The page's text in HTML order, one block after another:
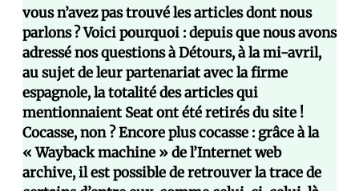
vous n’avez pas trouvé les articles dont nous
parlons ? Voici pourquoi : depuis que nous avons
adressé nos questions à Détours, à la mi-avril,
au sujet de leur partenariat avec la firme
espagnole, la totalité des articles qui
mentionnaient Seat ont été retirés du site !
Cocasse, non ? Encore plus cocasse : grâce à la
« Wayback machine » de l’Internet web
archive, il est possible de retrouver la trace de